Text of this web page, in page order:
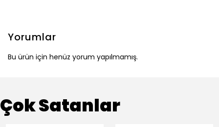
Yorumlar
Bu ürün için henüz yorum yapılmamış.
Çok Satanlar